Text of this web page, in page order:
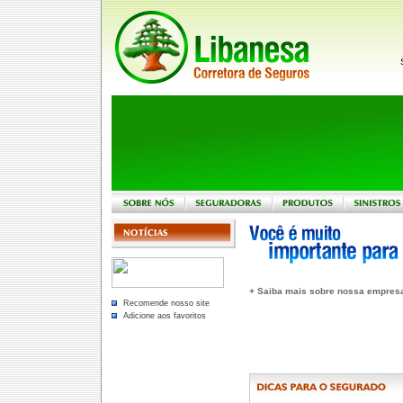
Recomende nosso site
Adicione aos favoritos
+ Saiba mais sobre nossa